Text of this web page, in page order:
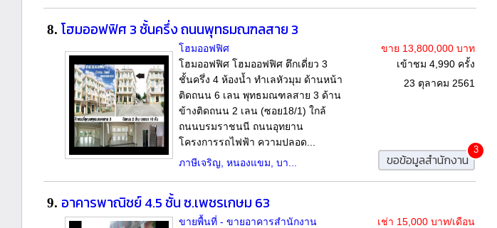
8. โฮมออฟฟิศ 3 ชั้นครึ่ง ถนนพุทธมณฑลสาย 3
โฮมออฟฟิศ
ขาย 13,800,000 บาท
โฮมออฟฟิศ โฮมออฟฟิศ ตึกเดี่ยว 3
ชั้นครึ่ง 4 ห้องน้ำ ทำเลหัวมุม ด้านหน้า
ติดถนน 6 เลน พุทธมณฑลสาย 3 ด้าน
ข้างติดถนน 2 เลน (ซอย18/1) ใกล้
ถนนบรมราชนนี ถนนอุทยาน
โครงการรถไฟฟ้า ความปลอด...
เข้าชม 4,990 ครั้ง
23 ตุลาคม 2561
ภาษีเจริญ, หนองแขม, บา...
3
ขอข้อมูลสำนักงาน
9. อาคารพาณิชย์ 4.5 ชั้น ซ.เพชรเกษม 63
ขายพื้นที่ - ขายอาคารสำนักงาน
เช่า 15,000 บาท/เดือน